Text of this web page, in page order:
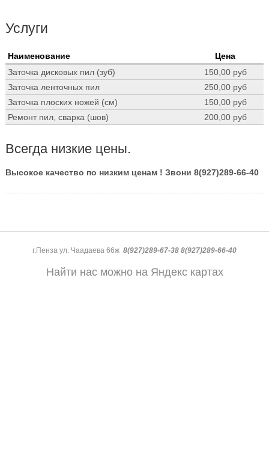
Услуги
Наименование
Цена
Заточка дисковых пил (зуб)
150,00 руб
Заточка ленточных пил
250,00 руб
Заточка плоских ножей (см)
150,00 руб
Ремонт пил, сварка (шов)
200,00 руб
Всегда низкие цены.
Высокое качество по низким ценам ! Звони 8(927)289-66-40
г.Пенза ул. Чаадаева 66ж 8(927)289-67-38 8(927)289-66-40
Найти нас можно на Яндекс картах